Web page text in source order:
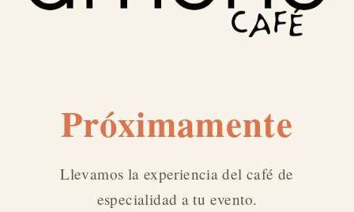
Próximamente
Llevamos la experiencia del café de
especialidad a tu evento.